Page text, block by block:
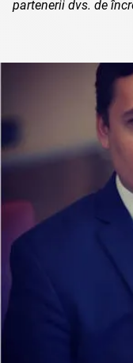
partenerii dvs. de